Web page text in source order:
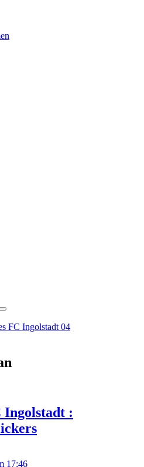
FC Ingolstadt 04
Ingolstadt :
17:46